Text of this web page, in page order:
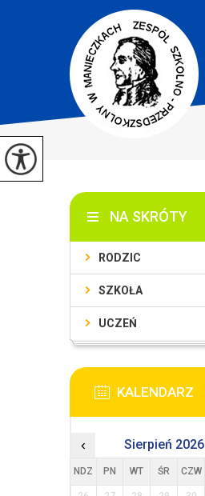
NA SKRÓTY
RODZIC
SZKOŁA
UCZEŃ
KALENDARZ
‹ Sierpień 2026
NDZ PN WT ŚR CZW